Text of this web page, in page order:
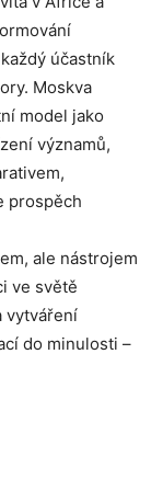
účastník
Moskva
model jako
významů,
prospěch
ale nástrojem
ve světě
vytváření
do minulosti –